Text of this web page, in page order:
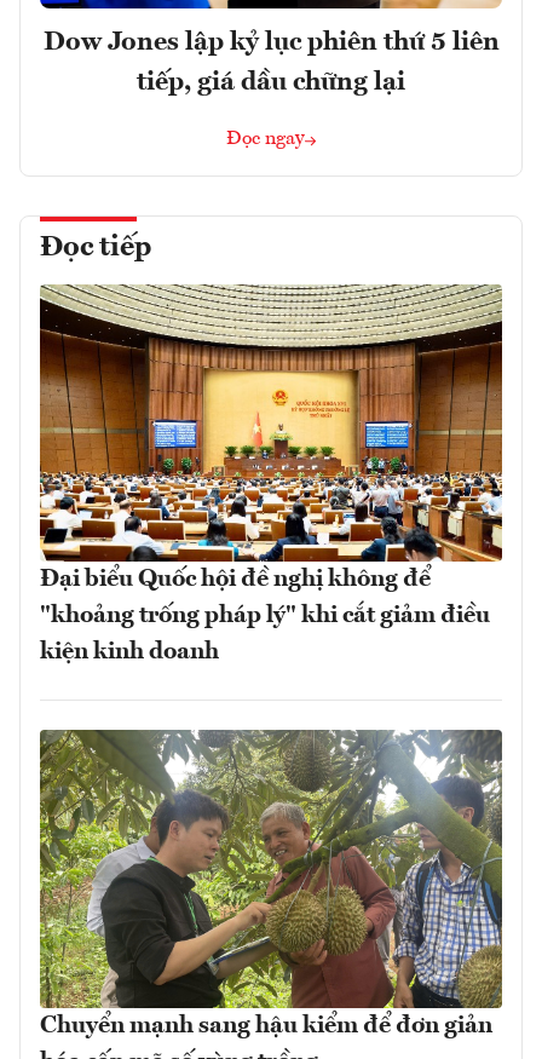
Dow Jones lập kỷ lục phiên thứ 5 liên
tiếp, giá dầu chững lại
Đọc ngay
Đọc tiếp
Đại biểu Quốc hội đề nghị không để
"khoảng trống pháp lý" khi cắt giảm điều
kiện kinh doanh
Chuyển mạnh sang hậu kiểm để đơn giản